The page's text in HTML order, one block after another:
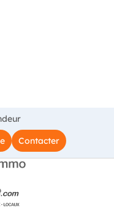
Contacter